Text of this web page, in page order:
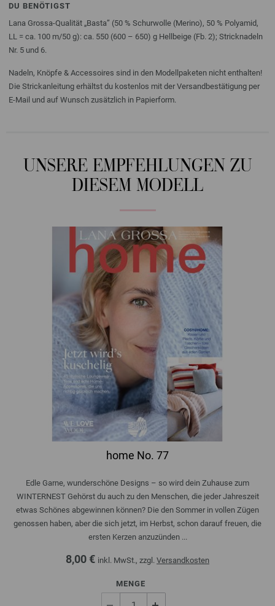
DU BENÖTIGST
Lana Grossa-Qualität „Basta” (50 % Schurwolle (Merino), 50 % Polyamid,
LL = ca. 100 m/50 g): ca. 550 (600 – 650) g Hellbeige (Fb. 2); Stricknadeln
Nr. 5 und 6.
Nadeln, Knöpfe & Accessoires sind in den Modellpaketen nicht enthalten!
Die Strickanleitung erhältst du kostenlos mit der Versandbestätigung per
E-Mail und auf Wunsch zusätzlich in Papierform.
UNSERE EMPFEHLUNGEN ZU
DIESEM MODELL
home No. 77
Edle Garne, wunderschöne Designs – so wird dein Zuhause zum
WINTERNEST Gehörst du auch zu den Menschen, die jeder Jahreszeit
etwas Schönes abgewinnen können? Die den Sommer in vollen Zügen
genossen haben, aber die sich jetzt, im Herbst, schon darauf freuen, die
ersten Kerzen anzuzünden ...
8,00 € inkl. MwSt., zzgl. Versandkosten
MENGE